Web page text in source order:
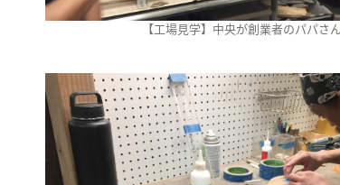
【工場見学】中央が創業者のパパさん